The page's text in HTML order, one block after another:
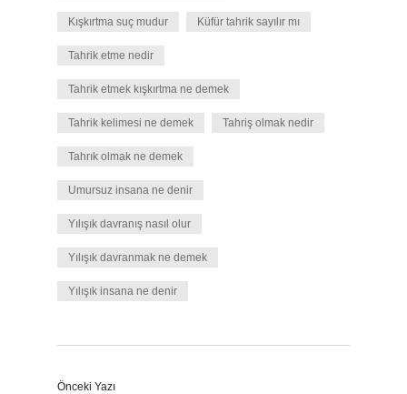
Kışkırtma suç mudur Küfür tahrik sayılır mı
Tahrik etme nedir
Tahrik etmek kışkırtma ne demek
Tahrik kelimesi ne demek Tahriş olmak nedir
Tahrık olmak ne demek
Umursuz insana ne denir
Yılışık davranış nasıl olur
Yılışık davranmak ne demek
Yılışık insana ne denir
Önceki Yazı